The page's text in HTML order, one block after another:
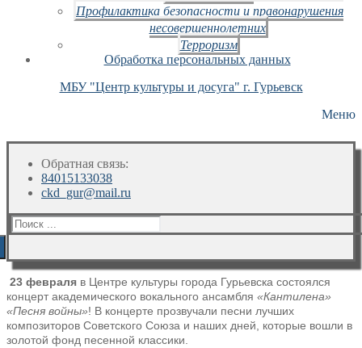
Профилактика безопасности и правонарушения
несовершеннолетних
Терроризм
Обработка персональных данных
МБУ "Центр культуры и досуга" г. Гурьевск
Меню
Обратная связь:
84015133038
ckd_gur@mail.ru
Искать:
23 февраля в Центре культуры города Гурьевска состоялся
концерт академического вокального ансамбля «Кантилена»
«Песня войны»! В концерте прозвучали песни лучших
композиторов Советского Союза и наших дней, которые вошли в
золотой фонд песенной классики.